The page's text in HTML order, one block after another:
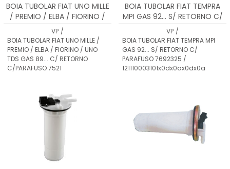
BOIA TUBOLAR FIAT UNO MILLE
/ PREMIO / ELBA / FIORINO /
UNO TDS GAS 89... C/
RETORNO C/PARAFUSO
7521088 / 1211
VP /
BOIA TUBOLAR FIAT UNO MILLE /
PREMIO / ELBA / FIORINO / UNO
TDS GAS 89... C/ RETORNO
C/PARAFUSO 7521
BOIA TUBOLAR FIAT TEMPRA
MPI GAS 92... S/ RETORNO C/
PARAFUSO 7692325 /
121110003101x0dx0ax0dx0a
VP /
BOIA TUBOLAR FIAT TEMPRA MPI
GAS 92... S/ RETORNO C/
PARAFUSO 7692325 /
121110003101x0dx0ax0dx0a